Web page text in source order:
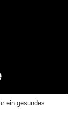
ein gesundes